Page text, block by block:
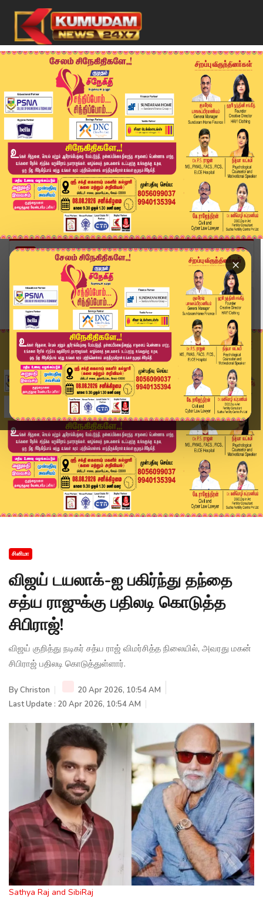
×
Home
சினிமா
விஜய் டயலாக்-ஐ பகிர்ந்து தந்தை சத்ய ராஜுக்கு பத...
சினிமா
விஜய் டயலாக்-ஐ பகிர்ந்து தந்தை
சத்ய ராஜுக்கு பதிலடி கொடுத்த
சிபிராஜ்!
விஜய் குறித்து நடிகர் சத்ய ராஜ் விமர்சித்த நிலையில், அவரது மகன்
சிபிராஜ் பதிலடி கொடுத்துள்ளார்.
ByChriston
20 Apr 2026, 10:54 AM
Last Update : 20 Apr 2026, 10:54 AM
Sathya Raj and SibiRaj